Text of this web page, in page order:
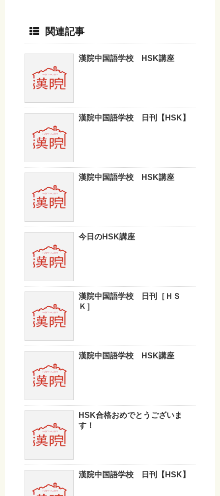
関連記事
漢院中国語学校 HSK講座
漢院中国語学校 日刊【HSK】
漢院中国語学校 HSK講座
今日のHSK講座
漢院中国語学校 日刊［ＨＳ
Ｋ］
漢院中国語学校 HSK講座
HSK合格おめでとうございま
す！
漢院中国語学校 日刊【HSK】